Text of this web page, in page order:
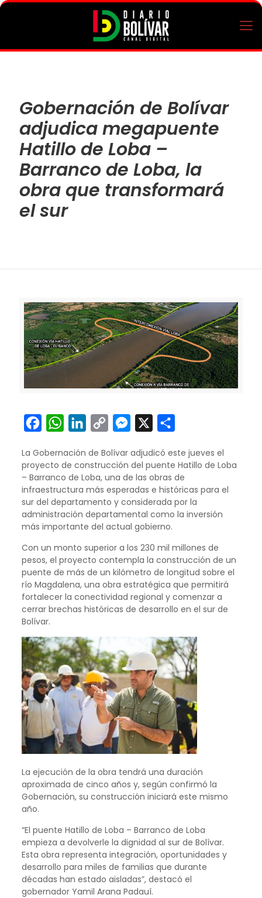
Gobernación de Bolívar
adjudica megapuente
Hatillo de Loba –
Barranco de Loba, la
obra que transformará
el sur
FacebookWhatsAppLinkedIn
Copy
Messenger
La Gobernación de Bolívar adjudicó este jueves el
proyecto de construcción del puente Hatillo de Loba
– Barranco de Loba, una de las obras de
infraestructura más esperadas e históricas para el
sur del departamento y considerada por la
administración departamental como la inversión
más importante del actual gobierno.
Con un monto superior a los 230 mil millones de
pesos, el proyecto contempla la construcción de un
puente de más de un kilómetro de longitud sobre el
río Magdalena, una obra estratégica que permitirá
fortalecer la conectividad regional y comenzar a
cerrar brechas históricas de desarrollo en el sur de
Bolívar.
La ejecución de la obra tendrá una duración
aproximada de cinco años y, según confirmó la
Gobernación, su construcción iniciará este mismo
año.
“El puente Hatillo de Loba – Barranco de Loba
empieza a devolverle la dignidad al sur de Bolívar.
Esta obra representa integración, oportunidades y
desarrollo para miles de familias que durante
décadas han estado aisladas”, destacó el
gobernador Yamil Arana Padauí.